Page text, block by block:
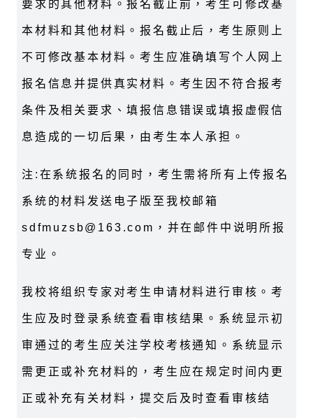
要求的其他材料。报名截止前，考生可修改基
本材料和其他材料。报名截止后，考生原则上
不可修改基本材料。考生应准确填写个人网上
报名信息并提供真实材料。考生因不符合报考
条件及相关要求、填报信息错误或填报虚假信
息造成的一切后果，由考生本人承担。
注:在系统报名的同时，考生需将所有上传报名
系统的材料发送电子版至我校邮箱
sdfmuzsb@163.com，并在邮件中说明所报
专业。
我校将组织专家对考生申请材料进行审核。考
生应及时登录系统查看审核结果。系统显示初
审通过的考生应关注学校考核通知。系统显示
需更正或补充材料的，考生应在规定时间内更
正或补充有关材料，提交后及时查看审核结